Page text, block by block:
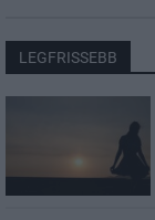
LEGFRISSEBB